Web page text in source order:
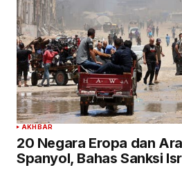
AKHBAR
20 Negara Eropa dan
Spanyol, Bahas Sanksi